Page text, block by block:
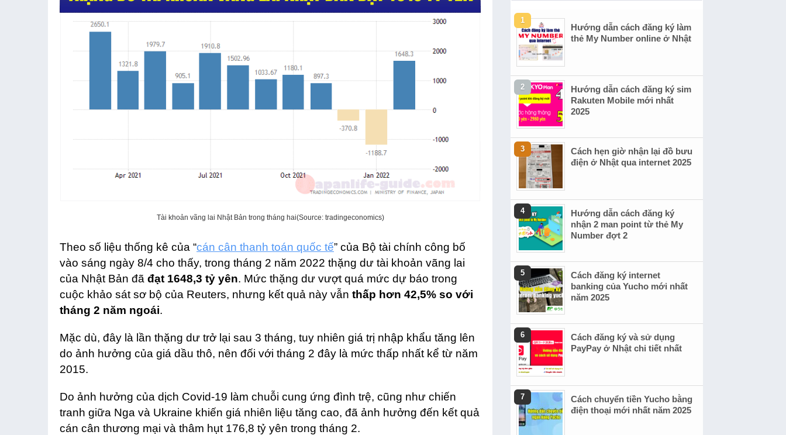
Tài khoản vãng lai Nhật Bản trong tháng hai(Source: tradingeconomics)
Theo số liệu thống kê của “cán cân thanh toán quốc tế” của Bộ tài chính công bố
vào sáng ngày 8/4 cho thấy, trong tháng 2 năm 2022 thặng dư tài khoản vãng lai
của Nhật Bản đã đạt 1648,3 tỷ yên. Mức thặng dư vượt quá mức dự báo trong
cuộc khảo sát sơ bộ của Reuters, nhưng kết quả này vẫn thấp hơn 42,5% so với
tháng 2 năm ngoái.
Mặc dù, đây là lần thặng dư trở lại sau 3 tháng, tuy nhiên giá trị nhập khẩu tăng lên
do ảnh hưởng của giá dầu thô, nên đối với tháng 2 đây là mức thấp nhất kể từ năm
2015.
Do ảnh hưởng của dịch Covid-19 làm chuỗi cung ứng đình trệ, cũng như chiến
tranh giữa Nga và Ukraine khiến giá nhiên liệu tăng cao, đã ảnh hưởng đến kết quả
cán cân thương mại và thâm hụt 176,8 tỷ yên trong tháng 2.
Hướng dẫn cách đăng ký làm
thẻ My Number online ở Nhật
Hướng dẫn cách đăng ký sim
Rakuten Mobile mới nhất
2025
Cách hẹn giờ nhận lại đồ bưu
điện ở Nhật qua internet 2025
Hướng dẫn cách đăng ký
nhận 2 man point từ thẻ My
Number đợt 2
Cách đăng ký internet
banking của Yucho mới nhất
năm 2025
Cách đăng ký và sử dụng
PayPay ở Nhật chi tiết nhất
Cách chuyển tiền Yucho bằng
điện thoại mới nhất năm 2025